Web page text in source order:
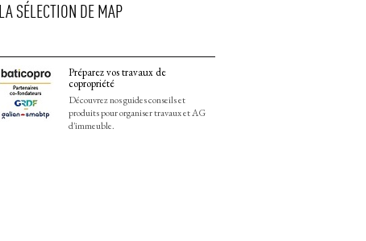
LA SÉLECTION DE MAP
Préparez vos travaux de
copropriété
Découvrez nos guides conseils et
produits pour organiser travaux et AG
d'immeuble.